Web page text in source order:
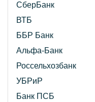
СберБанк
ВТБ
ББР Банк
Альфа-Банк
Россельхозбанк
УБРиР
Банк ПСБ